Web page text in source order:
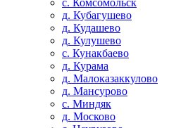
д. Кубагушево
д. Кудашево
д. Кулушево
с. Кунакбаево
д. Курама
д. Малоказаккулово
д. Мансурово
с. Миндяк
д. Москово